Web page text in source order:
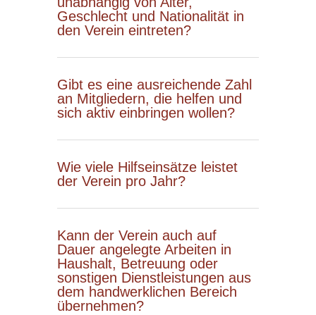
Geschlecht und Nationalität in
den Verein eintreten?
Gibt es eine ausreichende Zahl
an Mitgliedern, die helfen und
sich aktiv einbringen wollen?
Wie viele Hilfseinsätze leistet
der Verein pro Jahr?
Kann der Verein auch auf
Dauer angelegte Arbeiten in
Haushalt, Betreuung oder
sonstigen Dienstleistungen aus
dem handwerklichen Bereich
übernehmen?